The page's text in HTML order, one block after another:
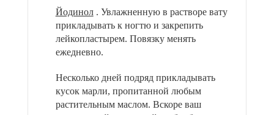
Йодинол. Увлажненную в растворе вату
прикладывать к ногтю и закрепить
лейкопластырем. Повязку менять
ежедневно.
Несколько дней подряд прикладывать
кусок марли, пропитанной любым
растительным маслом. Вскоре ваш